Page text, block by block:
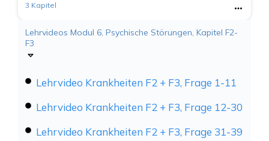
3 Kapitel
Lehrvideos Modul 6, Psychische Störungen, Kapitel F2-
F3
Lehrvideo Krankheiten F2 + F3, Frage 1-11
Lehrvideo Krankheiten F2 + F3, Frage 12-30
Lehrvideo Krankheiten F2 + F3, Frage 31-39